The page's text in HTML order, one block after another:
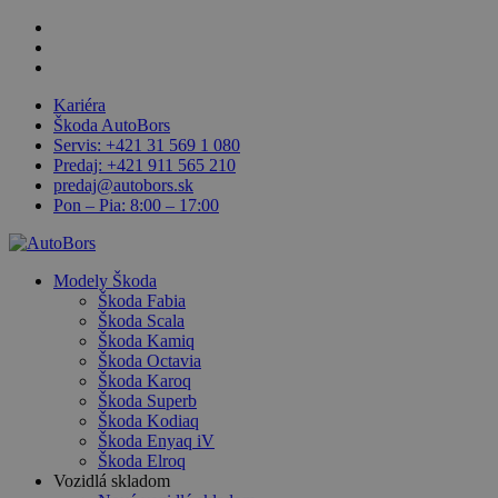
Skip
main
Kariéra
Škoda AutoBors
Servis: +421 31 569 1 080
Predaj: +421 911 565 210
predaj@autobors.sk
Pon – Pia: 8:00 – 17:00
search
Menu
Modely Škoda
Škoda Fabia
Škoda Scala
Škoda Kamiq
Škoda Octavia
Škoda Karoq
Škoda Superb
Škoda Kodiaq
Škoda Enyaq iV
Škoda Elroq
Vozidlá skladom